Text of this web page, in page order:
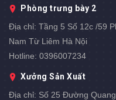
Phòng trưng bày 2
Địa chỉ: Tầng 5 Số 12c /59
Nam Từ Liêm Hà Nội
Hotline: 0396007234
Xưởng Sản Xuất
Địa chỉ: Số 25 Đường